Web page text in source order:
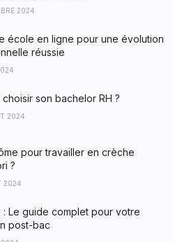
2024
école en ligne pour une évolution
réussie
choisir son bachelor RH ?
2024
pour travailler en crèche
?
2024
: Le guide complet pour votre
post-bac